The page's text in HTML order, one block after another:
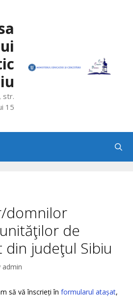
str.
15
domnilor
de
judeţul Sibiu
admin
să vă înscrieți în formularul atașat,